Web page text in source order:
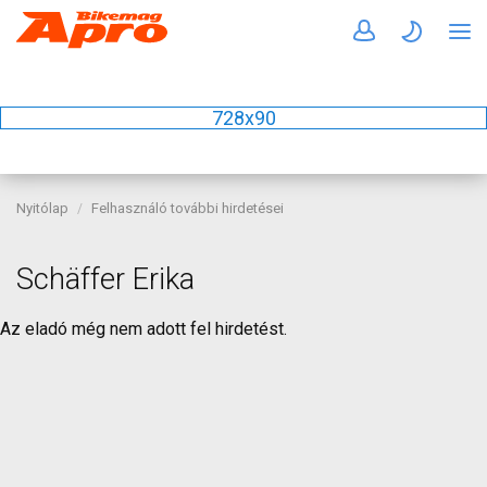
728x90
Nyitólap Felhasználó további hirdetései
Schäffer Erika
Az eladó még nem adott fel hirdetést.